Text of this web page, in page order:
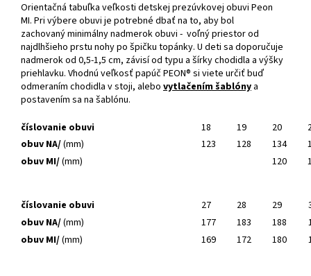
Orientačná tabuľka veľkosti detskej prezúvkovej obuvi Peon
MI. Pri výbere obuvi je potrebné dbať na to, aby bol
zachovaný minimálny nadmerok obuvi - voľný priestor od
najdlhšieho prstu nohy po špičku topánky. U deti sa doporučuje
nadmerok od 0,5-1,5 cm, závisí od typu a šírky chodidla a výšky
priehlavku. Vhodnú veľkosť papúč PEON® si viete určiť buď
odmeraním chodidla v stoji, alebo vytlačením šablóny a
postavením sa na šablónu.
číslovanie obuvi
18 19 20
obuv NA/(mm) 123 128 134
obuv MI/(mm) 120
číslovanie obuvi 27 28 29
obuv NA/(mm) 177 183 188
obuv MI/(mm) 169 172 180